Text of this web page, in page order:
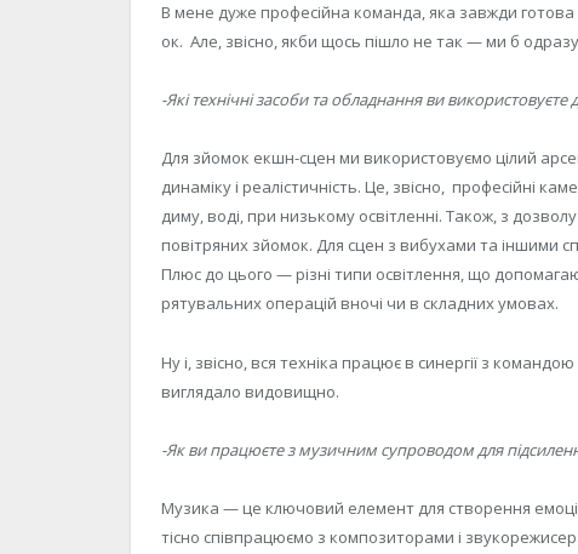
В мене дуже професійна команда, яка завжди
ок. Але, звісно, якби щось пішло не так — ми б
-Які технічні засоби та обладнання ви
Для зйомок екшн-сцен ми використовуємо цілий
динаміку і реалістичність. Це, звісно, професійні
диму, воді, при низькому освітленні. Також, з
повітряних зйомок. Для сцен з вибухами та іншими
Плюс до цього — різні типи освітлення, що
рятувальних операцій вночі чи в складних умовах.
Ну і, звісно, вся техніка працює в синергії з
виглядало видовищно.
-Як ви працюєте з музичним супроводом для
Музика — це ключовий елемент для створення
тісно співпрацюємо з композиторами і